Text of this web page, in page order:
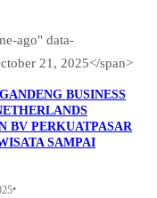
ago" data-
21, 2025</span>
BUSINESS
BV PERKUATPASAR
SAMPAI
•